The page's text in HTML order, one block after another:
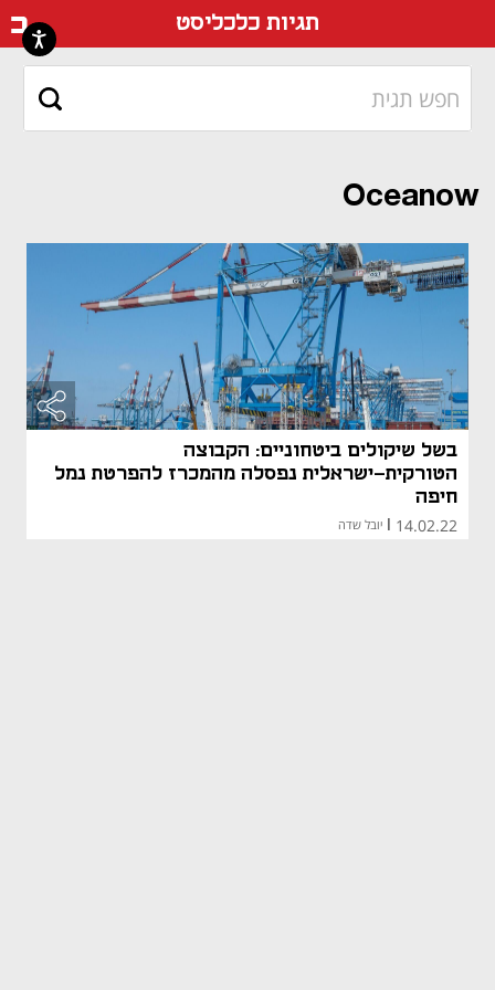
תגיות כלכליסט
Oceanow
בשל שיקולים ביטחוניים: הקבוצה
הטורקית-ישראלית נפסלה מהמכרז להפרטת נמל
חיפה
14.02.22 יובל שדה